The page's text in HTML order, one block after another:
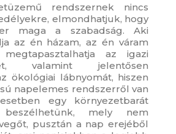
rendszernek nincs
elmondhatjuk, hogy
maga a szabadság. Aki
az én házam, az én váram
az igazi
valamint jelentősen
ökológiai lábnyomát, hiszen
napelemes rendszerről van
egy környezetbarát
beszélhetünk, mely nem
pusztán a nap erejéből